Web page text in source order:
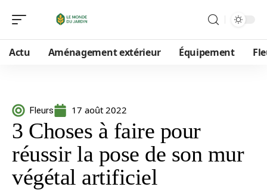
Actu Aménagement extérieur Équipement
Fleurs 17 août 2022
3 Choses à faire pour
réussir la pose de son mur
végétal artificiel